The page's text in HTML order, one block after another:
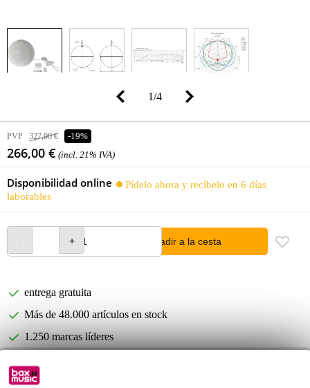
1/4
PVP 327,00 € -19%
266,00 € (incl. 21% IVA)
Disponibilidad online
Pídelo ahora y recíbelo en 6 días
laborables
añadir a la cesta
entrega gratuita
Más de 48.000 artículos en stock
1.250 marcas líderes